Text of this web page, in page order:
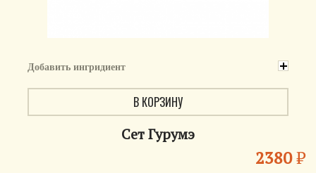
Добавить ингридиент
В КОРЗИНУ
Сет Гурумэ
2380₽